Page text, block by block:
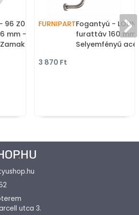
96 Z072 -
- Fényes
fém
FURNIPARTFogantyú -
furattáv 160 mm
Selyemfényű
3 870 Ft
.HU
utca 3.